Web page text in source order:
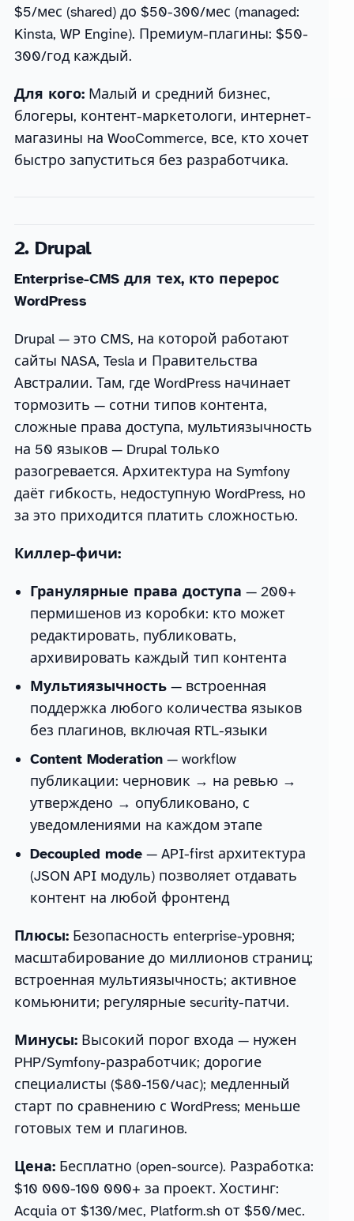
$5/мес (shared) до $50-300/мес (managed:
Kinsta, WP Engine). Премиум-плагины: $50-
300/год каждый.
Для кого:Малый и средний бизнес,
блогеры, контент-маркетологи, интернет-
магазины на WooCommerce, все, кто хочет
быстро запуститься без разработчика.
2. Drupal
Enterprise-CMS для тех, кто перерос
WordPress
Drupal — это CMS, на которой работают
сайты NASA, Tesla и Правительства
Австралии. Там, где WordPress начинает
тормозить — сотни типов контента,
сложные права доступа, мультиязычность
на 50 языков — Drupal только
разогревается. Архитектура на Symfony
даёт гибкость, недоступную WordPress, но
за это приходится платить сложностью.
Киллер-фичи:
Гранулярные права доступа — 200+
пермишенов из коробки: кто может
редактировать, публиковать,
архивировать каждый тип контента
Мультиязычность— встроенная
поддержка любого количества языков
без плагинов, включая RTL-языки
Content Moderation— workflow
публикации: черновик → на ревью →
утверждено → опубликовано, с
уведомлениями на каждом этапе
Decoupled mode— API-first архитектура
(JSON API модуль) позволяет отдавать
контент на любой фронтенд
Плюсы:Безопасность enterprise-уровня;
масштабирование до миллионов страниц;
встроенная мультиязычность; активное
комьюнити; регулярные security-патчи.
Минусы:Высокий порог входа — нужен
PHP/Symfony-разработчик; дорогие
специалисты ($80-150/час); медленный
старт по сравнению с WordPress; меньше
готовых тем и плагинов.
Цена:Бесплатно (open-source). Разработка:
$10 000-100 000+ за проект. Хостинг:
Acquia от $130/мес, Platform.sh от $50/мес.